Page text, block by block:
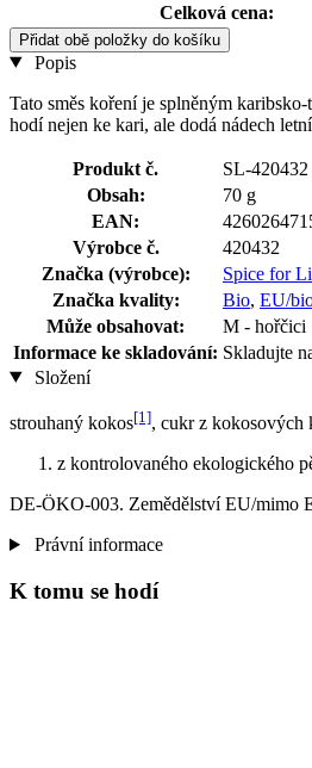
Celková cena:
Přidat obě položky do košíku
Popis
Tato směs koření je splněným
hodí nejen ke kari, ale dodá nádech
Produkt č.
SL-420432
Obsah:
70 g
EAN:
Výrobce č.
420432
Značka (výrobce):
Spice for
Značka kvality:
Bio, EU/
Může obsahovat:
M - hořčici
Informace ke skladování: Skladujte
Složení
strouhaný kokos[1], cukr z kokosových
z kontrolovaného ekologického
DE-ÖKO-003. Zemědělství EU/mimo
Právní informace
K tomu se hodí